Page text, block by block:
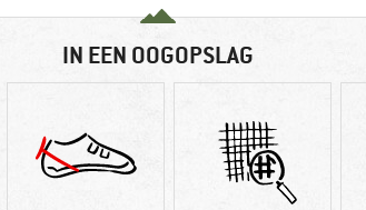
IN EEN OOGOPSLAG